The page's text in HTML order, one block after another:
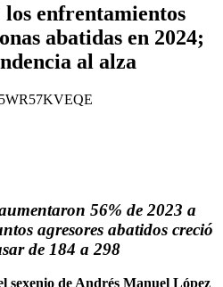
enfrentamientos
abatidas en 2024;
al alza
56% de 2023 a
agresores abatidos creció
de 184 a 298
sexenio de Andrés Manuel López